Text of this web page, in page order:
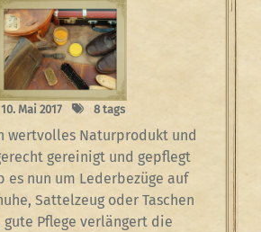
10. Mai 2017 8 tags
wertvolles Naturprodukt und
gereinigt und gepflegt
es nun um Lederbezüge auf
Sattelzeug oder Taschen
Pflege verlängert die